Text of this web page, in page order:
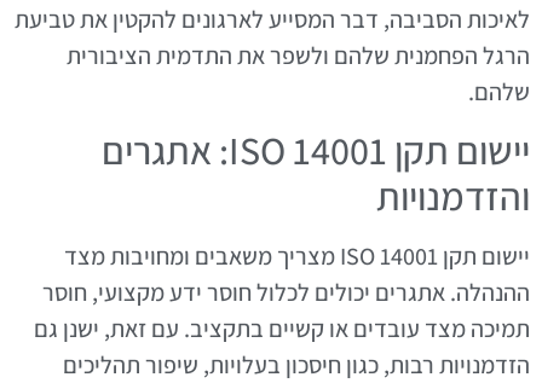
לאיכות הסביבה, דבר המסייע לארגונים להקטין את טביעת
הרגל הפחמנית שלהם ולשפר את התדמית הציבורית
שלהם.
יישום תקן ISO 14001: אתגרים
והזדמנויות
יישום תקן ISO 14001 מצריך משאבים ומחויבות מצד
ההנהלה. אתגרים יכולים לכלול חוסר ידע מקצועי, חוסר
תמיכה מצד עובדים או קשיים בתקציב. עם זאת, ישנן גם
הזדמנויות רבות, כגון חיסכון בעלויות, שיפור תהליכים